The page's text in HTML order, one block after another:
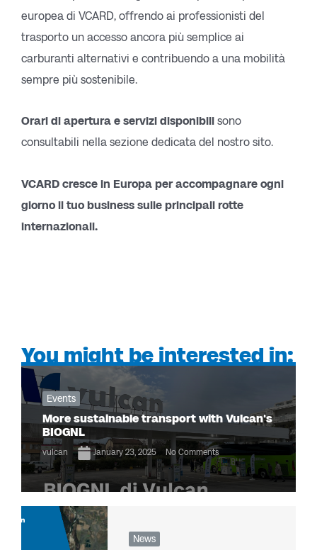
europea di VCARD, offrendo ai professionisti del
trasporto un accesso ancora più semplice ai
carburanti alternativi e contribuendo a una mobilità
sempre più sostenibile.
Orari di apertura e servizi disponibili sono
consultabili nella sezione dedicata del nostro sito.
VCARD cresce in Europa per accompagnare ogni
giorno il tuo business sulle principali rotte
internazionali.
You might be interested in:
Events
More sustainable transport with Vulcan's
BIOGNL
vulcan January 23, 2025 No Comments
News